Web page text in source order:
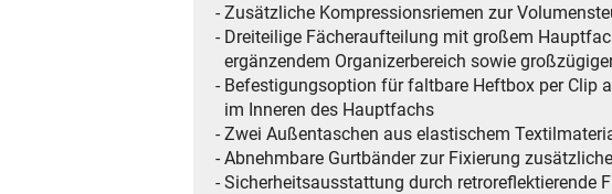
- Zusätzliche Kompressionsriemen zur
- Dreiteilige Fächeraufteilung mit großem
ergänzendem Organizerbereich sowie
- Befestigungsoption für faltbare Heftbox per Clip
im Inneren des Hauptfachs
- Zwei Außentaschen aus elastischem
- Abnehmbare Gurtbänder zur Fixierung
- Sicherheitsausstattung durch retroreflektierende